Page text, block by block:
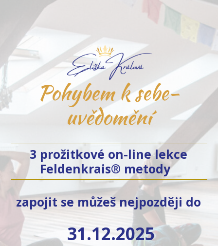
Pohybem k sebe-
uvědomění
3 prožitkové on-line lekce
Feldenkrais® metody
zapojit se můžeš nejpozději do
31.12.2025